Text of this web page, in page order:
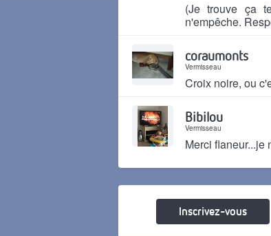
(Je trouve ça
n'empêche.
coraumonts
Vermisseau
Croix noire, ou
Bibilou
Vermisseau
Merci flaneur...je
Inscrivez-vous